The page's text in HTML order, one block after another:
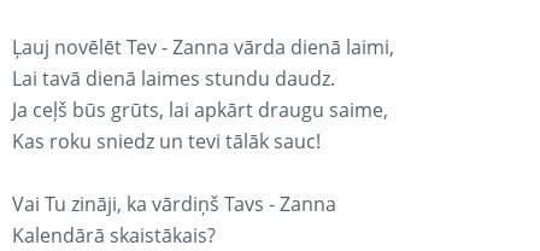
Ļauj novēlēt Tev - Zanna vārda dienā laimi,
Lai tavā dienā laimes stundu daudz.
Ja ceļš būs grūts, lai apkārt draugu saime,
Kas roku sniedz un tevi tālāk sauc!
Vai Tu zināji, ka vārdiņš Tavs - Zanna
Kalendārā skaistākais?